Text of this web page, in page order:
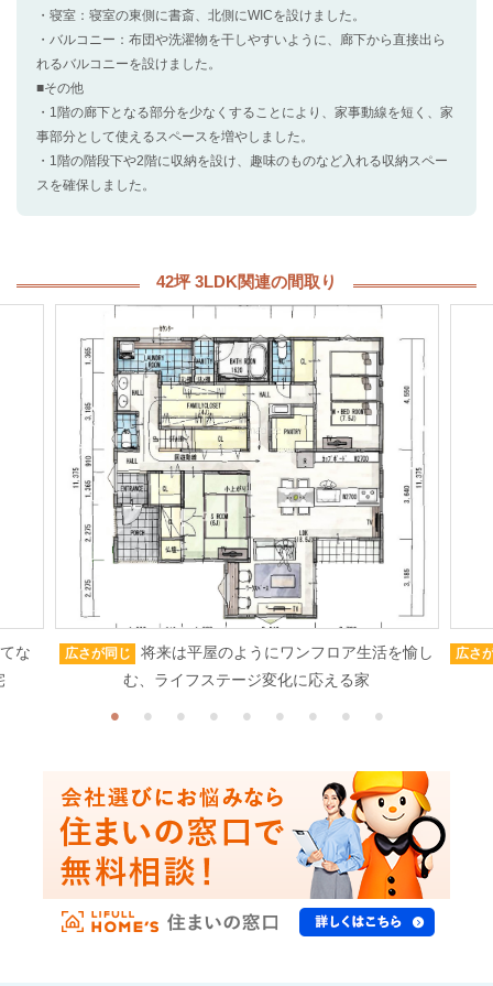
・寝室：寝室の東側に書斎、北側にWICを設けました。
・バルコニー：布団や洗濯物を干しやすいように、廊下から直接出ら
れるバルコニーを設けました。
■その他
・1階の廊下となる部分を少なくすることにより、家事動線を短く、家
事部分として使えるスペースを増やしました。
・1階の階段下や2階に収納を設け、趣味のものなど入れる収納スペー
スを確保しました。
42坪 3LDK関連の間取り
な
広さが同じ
将来は平屋のようにワンフロア生活を愉し
む、ライフステージ変化に応える家
広さ